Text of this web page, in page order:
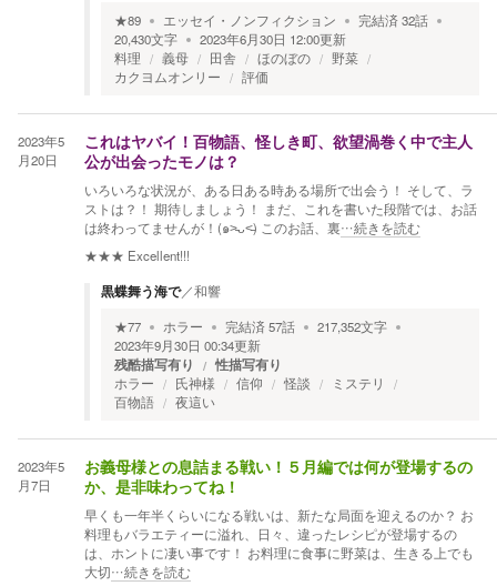
★89 エッセイ・ノンフィクション 完結済32話
20,430文字 2023年6月30日 12:00更新
料理
義母 田舎 ほのぼの
野菜
カクヨムオンリー
評価
2023年5
月20日
これはヤバイ！百物語、怪しき町、欲望渦巻く中で主人
公が出会ったモノは？
いろいろな状況が、ある日ある時ある場所で出会う！ そして、ラ
ストは？！ 期待しましょう！ まだ、これを書いた段階では、お話
は終わってませんが！(๑˃̵ᴗ˂̵) このお話、裏…続きを読む
★★★ Excellent!!!
黒蝶舞う海で／和響
★77 ホラー 完結済57話 217,352文字
2023年9月30日 00:34更新
残酷描写有り 性描写有り
ホラー 氏神様 信仰 怪談
ミステリ
百物語
夜這い
2023年5
月7日
お義母様との息詰まる戦い！５月編では何が登場するの
か、是非味わってね！
早くも一年半くらいになる戦いは、新たな局面を迎えるのか？ お
料理もバラエティーに溢れ、日々、違ったレシピが登場するの
は、ホントに凄い事です！ お料理に食事に野菜は、生きる上でも
大切…続きを読む